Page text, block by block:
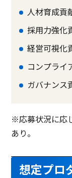
人材育成貢
採用力強化
経営可視化
コンプライ
ガバナン
※応募状況に応
あり。
想定プロ